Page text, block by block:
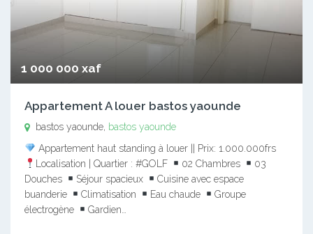
1 000 000 xaf
Appartement A louer bastos yaounde
bastos yaounde, bastos yaounde
Appartement haut standing à louer || Prix: 1.000.000frs
Localisation | Quartier : #GOLF
02 Chambres
03
Douches
Séjour spacieux
Cuisine avec espace
buanderie
Climatisation Eau chaude
Groupe
électrogène
Gardien…